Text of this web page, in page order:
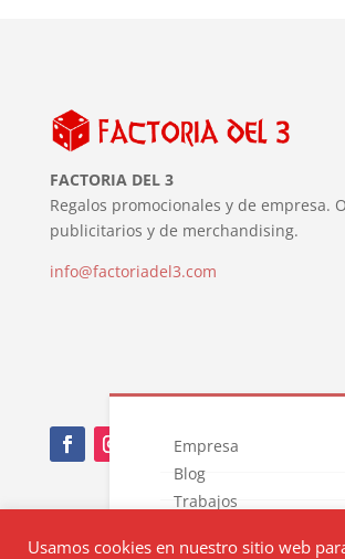
FACTORIA DEL 3
Regalos promocionales y de empresa.
publicitarios y de merchandising.
info@factoriadel3.com
Empresa
Blog
Trabajos
Nota Legal
Usamos cookies en nuestro sitio web